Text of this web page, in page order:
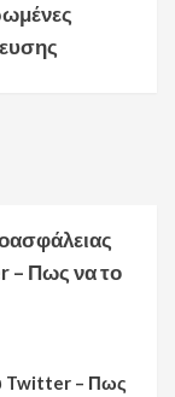
– Πως να το
Twitter – Πως